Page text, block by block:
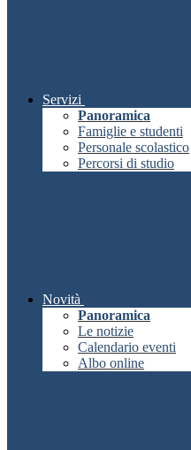
Servizi
Panoramica
Famiglie e studenti
Personale scolastico
Percorsi di studio
Novità
Panoramica
Le notizie
Calendario eventi
Albo online